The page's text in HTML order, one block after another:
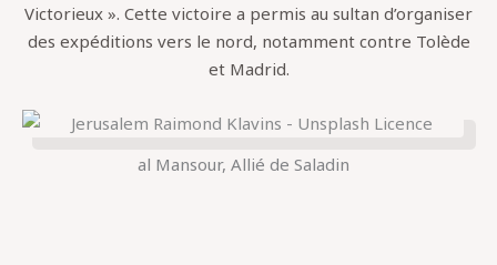
Victorieux ». Cette victoire a permis au sultan d’organiser
des expéditions vers le nord, notamment contre Tolède
et Madrid.
al Mansour, Allié de Saladin